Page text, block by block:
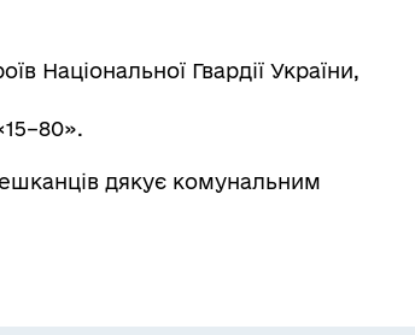
Національної Гвардії України,
дякує комунальним